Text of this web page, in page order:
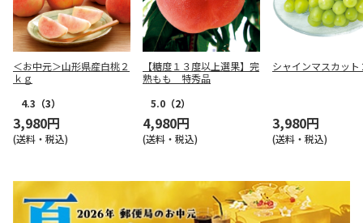
＜お中元＞山形県産白桃２
ｋｇ
4.3 （3）
3,980円
(送料・税込)
【糖度１３度以上選果】完
熟もも 特秀品
5.0 （2）
4,980円
(送料・税込)
シャインマスカット
3,980円
(送料・税込)